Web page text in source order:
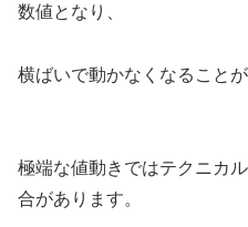
数値となり、
横ばいで動かなくなることが
極端な値動きではテクニカ
合があります。